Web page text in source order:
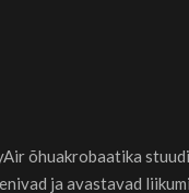
õhuakrobaatika
ja avastavad